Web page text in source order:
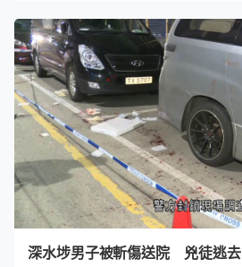
深水埗男子被斬傷送院 兇徒逃去